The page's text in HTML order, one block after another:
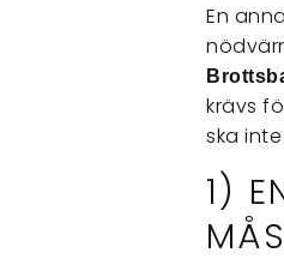
En
krävs
ska
1)